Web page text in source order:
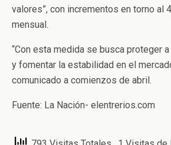
valores”, con incrementos en torno al
mensual.
“Con esta medida se busca proteger
y fomentar la estabilidad en el
comunicado a comienzos de abril.
Fuente: La Nación- elentrerios.com